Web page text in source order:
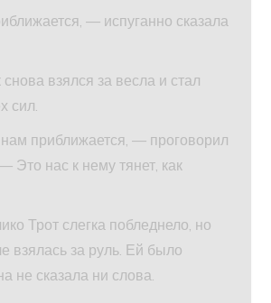
— испуганно сказала
взялся за весла и стал
сил.
приближается, — проговорил
Это нас к нему тянет, как
Трот слегка побледнело, но
взялась за руль. Ей было
не сказала ни слова.